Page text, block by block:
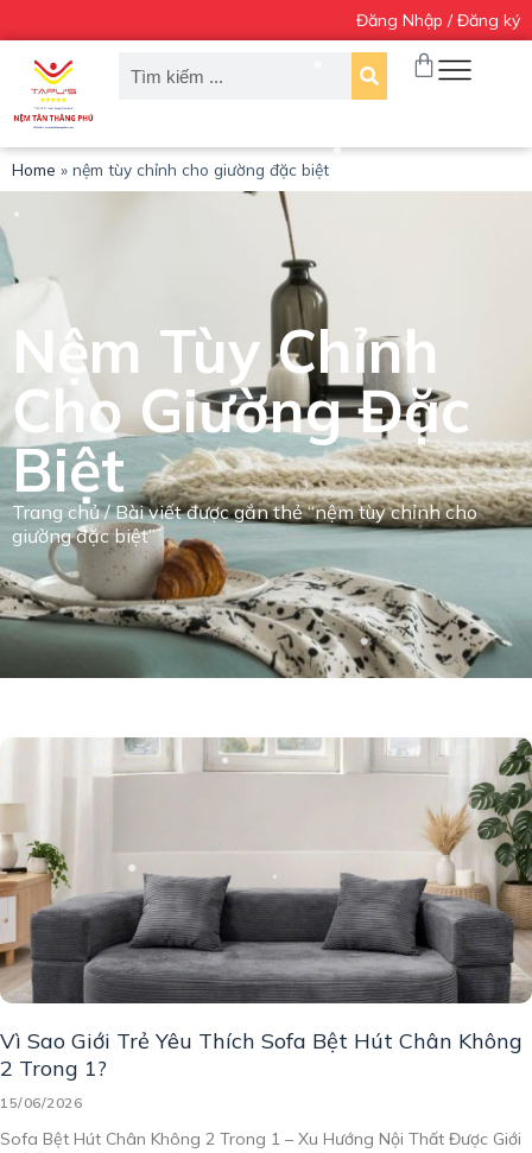
h
y
ể
n
đ
ế
n
ộ
d
u
n
g
Đăng Nhập / Đăng ký
Home » nệm tùy chỉnh cho giường đặc biệt
Nệm Tùy Chỉnh
Cho Giường Đặc
Biệt
Trang chủ/ Bài viết được gắn thẻ “nệm tùy chỉnh cho
giường đặc biệt”
Vì Sao Giới Trẻ Yêu Thích Sofa Bệt Hút Chân Không
2 Trong 1?
15/06/2026
Sofa Bệt Hút Chân Không 2 Trong 1 – Xu Hướng Nội Thất Được Giới